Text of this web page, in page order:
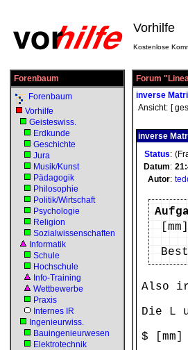
Vorhilfe
Kostenlose
Forenbaum
Forenbaum
Vorhilfe
Geisteswiss.
Erdkunde
Geschichte
Jura
Musik/Kunst
Pädagogik
Philosophie
Politik/Wirtschaft
Psychologie
Religion
Sozialwissenschaften
Informatik
Schule
Hochschule
Info-Training
Wettbewerbe
Praxis
Internes IR
Ingenieurwiss.
Bauingenieurwesen
Elektrotechnik
Forum
inverse
Ansicht: [
inverse
Status:
Datum:
Autor:
Also
Die L
$